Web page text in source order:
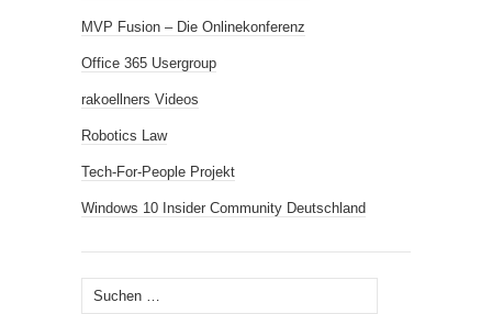
MVP Fusion – Die Onlinekonferenz
Office 365 Usergroup
rakoellners Videos
Robotics Law
Tech-For-People Projekt
Windows 10 Insider Community Deutschland
Suchen